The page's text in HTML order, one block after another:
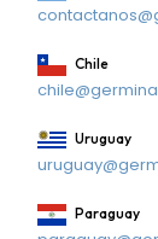
Chile
Uruguay
Paraguay